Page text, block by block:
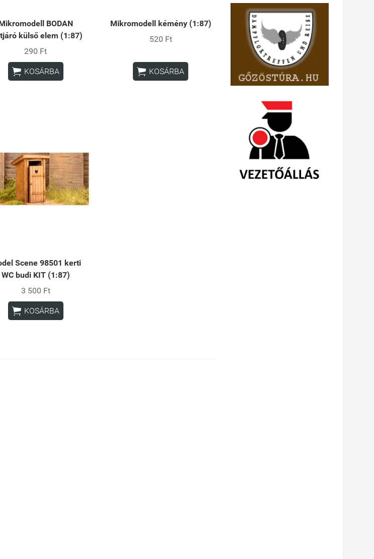
BODAN
külső elem (1:87)
290 Ft
 KOSÁRBA
Mikromodell kémény (1:87)
520 Ft
 KOSÁRBA
Scene 98501 kerti
WC budi KIT (1:87)
3 500 Ft
 KOSÁRBA